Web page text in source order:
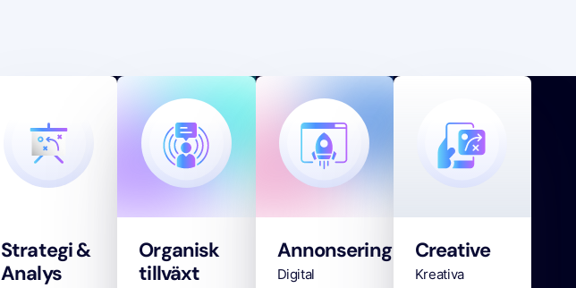
Strategi &
Analys
Organisk
tillväxt
Annonsering
Digital
Creative
Kreativa